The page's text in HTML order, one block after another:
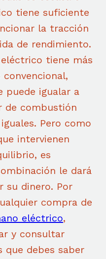
tiene suficiente
la tracción
de rendimiento.
tiene más
puede igualar a
de combustión
Pero como
intervienen
es
le dará
su dinero. Por
compra de
eléctrico,
y consultar
que debes saber